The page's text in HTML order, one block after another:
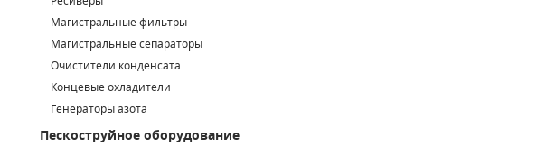
Магистральные фильтры
Магистральные сепараторы
Очистители конденсата
Концевые охладители
Генераторы азота
Пескоструйное оборудование
САДОВАЯ ТЕХНИКА
КОНТЕЙНЕРЫ ДЛЯ ОБОРУДОВАНИЯ
КАНАЛИЗАЦИОННЫЕ НАСОСЫ
ДИЗЕЛЬНЫЕ МОТОПОМПЫ
ТАЛИ И ТЕЛЬФЕРЫ
ЛЕНТОЧНОПИЛЬНЫЕ СТАНКИ
КОНТРОЛЛЕРЫ (БЛОКИ УПРАВЛЕНИЯ)
ВПУСКНЫЕ КЛАПАНЫ